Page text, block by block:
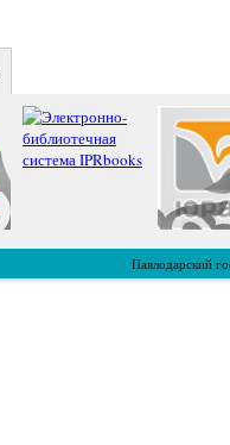
Павлодарский